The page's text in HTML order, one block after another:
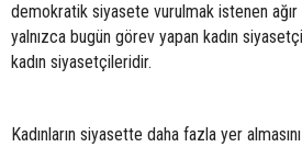
demokratik siyasete vurulmak istenen
yalnızca bugün görev yapan kadın
kadın siyasetçileridir.
Kadınların siyasette daha fazla yer